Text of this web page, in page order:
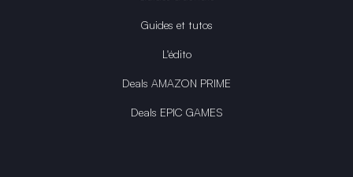
Guides et tutos
L'édito
Deals AMAZON PRIME
Deals EPIC GAMES